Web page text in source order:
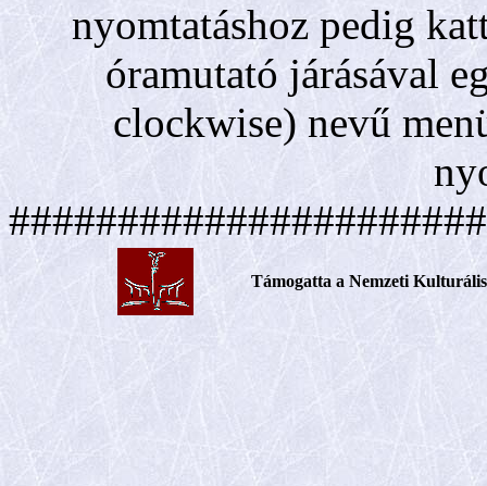
nyomtatáshoz pedig
óramutató járásával
clockwise) nevű
Támogatta a Nemzeti